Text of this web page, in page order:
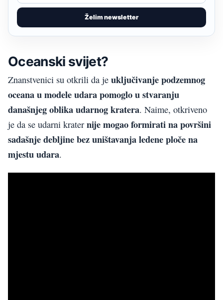
Želim newsletter
Oceanski svijet?
Znanstvenici su otkrili da je uključivanje podzemnog
oceana u modele udara pomoglo u stvaranju
današnjeg oblika udarnog kratera. Naime, otkriveno
je da se udarni krater nije mogao formirati na površini
sadašnje debljine bez uništavanja ledene ploče na
mjestu udara.